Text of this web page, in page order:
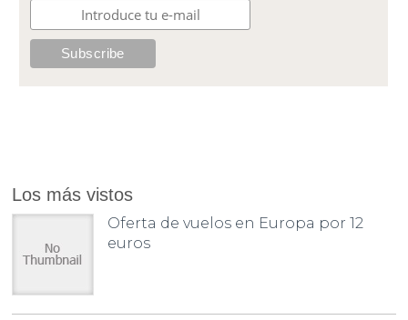
Los más vistos
Oferta de vuelos en Europa por 12
euros